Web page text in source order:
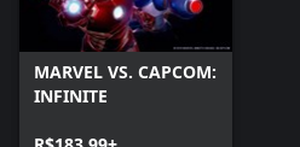
MARVEL VS. CAPCOM:
INFINITE